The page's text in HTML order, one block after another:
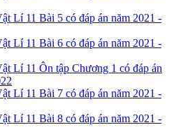
Lí 11 Bài 5 có đáp án năm 2021 -
Lí 11 Bài 6 có đáp án năm 2021 -
Lí 11 Ôn tập Chương 1 có đáp án
Lí 11 Bài 7 có đáp án năm 2021 -
Lí 11 Bài 8 có đáp án năm 2021 -